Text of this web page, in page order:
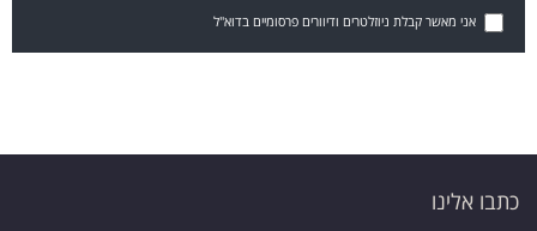
אני מאשר קבלת ניוזלטרים ודיוורים פרסומיים בדוא"ל
כתבו אלינו